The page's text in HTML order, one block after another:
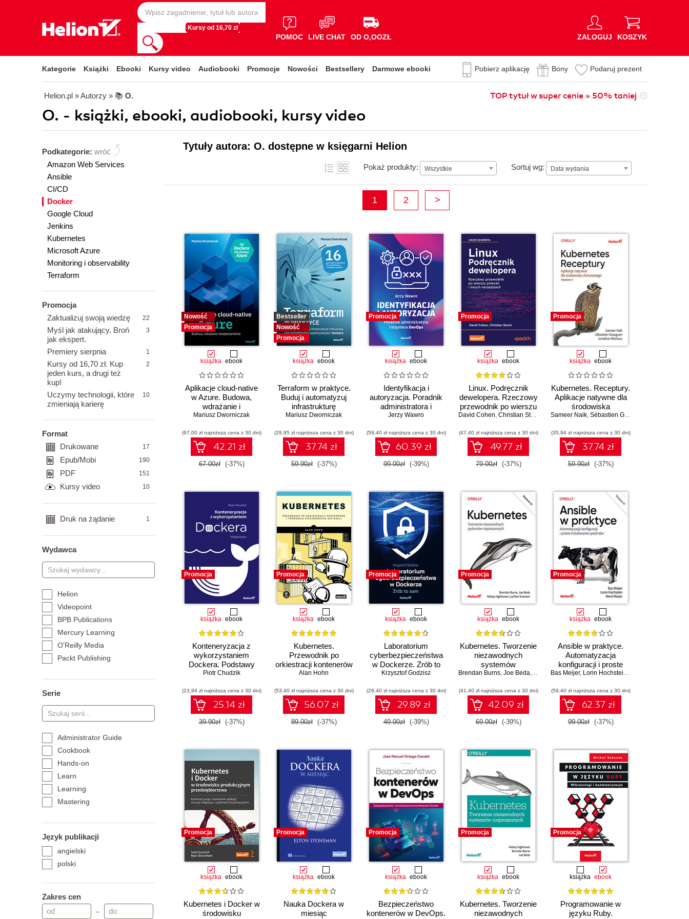
Kursy od 16,70 zł
POMOC LIVE CHAT OD O,OOZŁ ZALOGUJ KOSZYK
Kategorie Książki Ebooki Kursy video Audiobooki Promocje Nowości Bestsellery Darmowe ebooki Pobierz aplikację Bony Podaruj prezent
Helion.pl » Autorzy » 📚 O. TOP tytuł w super cenie » 50% taniej
O. - książki, ebooki, audiobooki, kursy video
Podkategorie: wróć
Amazon Web Services
Ansible
CI/CD
Docker
Google Cloud
Jenkins
Kubernetes
Microsoft Azure
Monitoring i observability
Terraform
Promocja
Zaktualizuj swoją wiedzę
22
Myśl jak atakujący. Broń
jak ekspert.
3
Premiery sierpnia 1
Kursy od 16,70 zł. Kup
jeden kurs, a drugi też
kup!
2
Uczymy technologii, które
zmieniają karierę
10
Format
Drukowane
17
Epub/Mobi 190
PDF 151
Kursy video 10
Druk na żądanie 1
Wydawca
Helion
Videopoint
BPB Publications
Mercury Learning
O'Reilly Media
Packt Publishing
Serie
Administrator Guide
Cookbook
Hands-on
Learn
Learning
Mastering
Język publikacji
angielski
polski
Zakres cen
–
Tytuły autora: O. dostępne w księgarni Helion
Pokaż produkty: Wszystkie Sortuj wg: Data wydania
Data wydania
1 2 >
Nowość
Promocja
książka ebook
Aplikacje cloud-native
w Azure. Budowa,
wdrażanie i
bezpieczeństwo
Mariusz Dworniczak
(67,00 zł najniższa cena z 30 dni)
42.21 zł
67.00zł (-37%)
Bestseller
Nowość
Promocja
książka ebook
Terraform w praktyce.
Buduj i automatyzuj
infrastrukturę
chmurową oraz
wykorzystaniem
Dockera
Mariusz Dworniczak
(29,95 zł najniższa cena z 30 dni)
37.74 zł
59.90zł (-37%)
Promocja
książka ebook
Identyfikacja i
autoryzacja. Poradnik
administratora i
inżyniera DevOps
Jerzy Wawro
(59,40 zł najniższa cena z 30 dni)
60.39 zł
99.00zł (-39%)
Promocja
książka ebook
Linux. Podręcznik
dewelopera. Rzeczowy
przewodnik po wierszu
poleceń i innych
David Cohen, Christian Sturm
(47,40 zł najniższa cena z 30 dni)
49.77 zł
79.00zł (-37%)
Promocja
książka ebook
Kubernetes. Receptury.
Aplikacje natywne dla
środowiska
chmurowego. Wydanie
Sameer Naik, Sébastien Goasguen
(35,94 zł najniższa cena z 30 dni)
37.74 zł
59.90zł (-37%)
Promocja
książka ebook
Konteneryzacja z
wykorzystaniem
Dockera. Podstawy
Piotr Chudzik
(23,94 zł najniższa cena z 30 dni)
25.14 zł
39.90zł (-37%)
Promocja
książka ebook
Kubernetes.
Przewodnik po
orkiestracji kontenerów
i tworzeniu
Alan Hohn
(53,40 zł najniższa cena z 30 dni)
56.07 zł
89.00zł (-37%)
Promocja
książka ebook
Laboratorium
cyberbezpieczeństwa
w Dockerze. Zrób to
sam
Krzysztof Godzisz
(29,40 zł najniższa cena z 30 dni)
29.89 zł
49.00zł (-39%)
Promocja
książka ebook
Kubernetes. Tworzenie
niezawodnych
systemów
rozproszonych.
Brendan Burns, Joe Beda, Kelsey Hightower ,Lachlan Evenson
(41,40 zł najniższa cena z 30 dni)
42.09 zł
69.00zł (-39%)
Promocja
książka ebook
Ansible w praktyce.
Automatyzacja
konfiguracji i proste
instalowanie systemów.
Bas Meijer, Lorin Hochstein ,
(59,40 zł najniższa cena z 30 dni)
62.37 zł
99.00zł (-37%)
Promocja
książka ebook
Kubernetes i Docker w
środowisku
Promocja
książka ebook
Nauka Dockera w
miesiąc
Promocja
książka ebook
Bezpieczeństwo
kontenerów w DevOps.
Promocja
książka ebook
Kubernetes. Tworzenie
niezawodnych
Promocja
książka ebook
Programowanie w
języku Ruby.